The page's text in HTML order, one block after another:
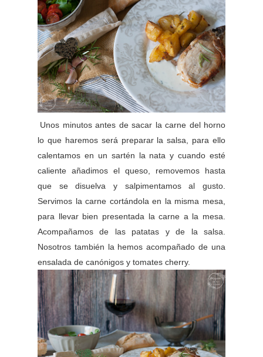
Unos minutos antes de sacar la carne del horno
lo que haremos será preparar la salsa, para ello
calentamos en un sartén la nata y cuando esté
caliente añadimos el queso, removemos hasta
que se disuelva y salpimentamos al gusto.
Servimos la carne cortándola en la misma mesa,
para llevar bien presentada la carne a la mesa.
Acompañamos de las patatas y de la salsa.
Nosotros también la hemos acompañado de una
ensalada de canónigos y tomates cherry.